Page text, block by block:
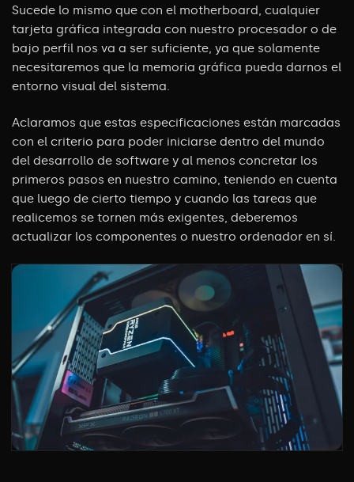
Sucede lo mismo que con el motherboard, cualquier
tarjeta gráfica integrada con nuestro procesador o de
bajo perfil nos va a ser suficiente, ya que solamente
necesitaremos que la memoria gráfica pueda darnos el
entorno visual del sistema.
Aclaramos que estas especificaciones están marcadas
con el criterio para poder iniciarse dentro del mundo
del desarrollo de software y al menos concretar los
primeros pasos en nuestro camino, teniendo en cuenta
que luego de cierto tiempo y cuando las tareas que
realicemos se tornen más exigentes, deberemos
actualizar los componentes o nuestro ordenador en sí.